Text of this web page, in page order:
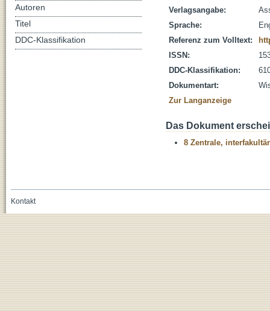
Verlagsangabe:
Sprache:
Referenz zum Volltext:
ISSN:
DDC-Klassifikation:
Dokumentart:
Zur Langanzeige
Das Dokument
8 Zentrale,
Autoren
Titel
DDC-Klassifikation
Kontakt